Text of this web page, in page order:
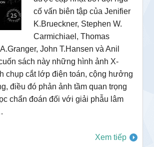
cố vấn biên tập của Jenifier
K.Brueckner, Stephen W.
Carmichiael, Thomas
John T.Hansen và Anil
sách này những hình ảnh X-
chụp cắt lớp điện toán, cộng hưởng
điều đó phản ảnh tầm quan trọng
chẩn đoán đối với giải phẫu lâm
Xem tiếp